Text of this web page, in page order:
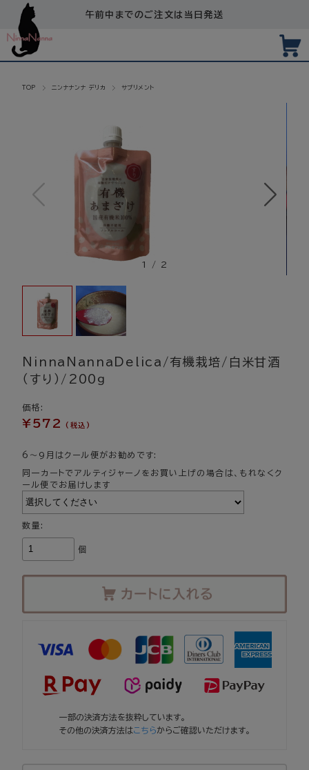
午前中までのご注文は当日発送
TOP ニンナナンナ デリカ サプリメント
1 / 2
NinnaNannaDelica/有機栽培/白米甘酒
（すり）/200ｇ
価格:
¥572 (税込)
6～9月はクール便がお勧めです:
同一カートでアルティジャーノをお買い上げの場合は、もれなくク
ール便でお届けします
数量:
個
一部の決済方法を抜粋しています。
その他の決済方法はこちらからご確認いただけます。